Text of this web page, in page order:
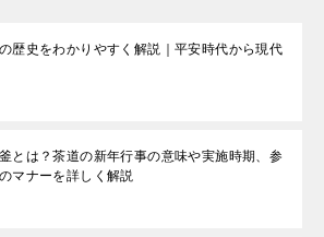
歴史をわかりやすく解説｜平安時代から現代
とは？茶道の新年行事の意味や実施時期、参
マナーを詳しく解説